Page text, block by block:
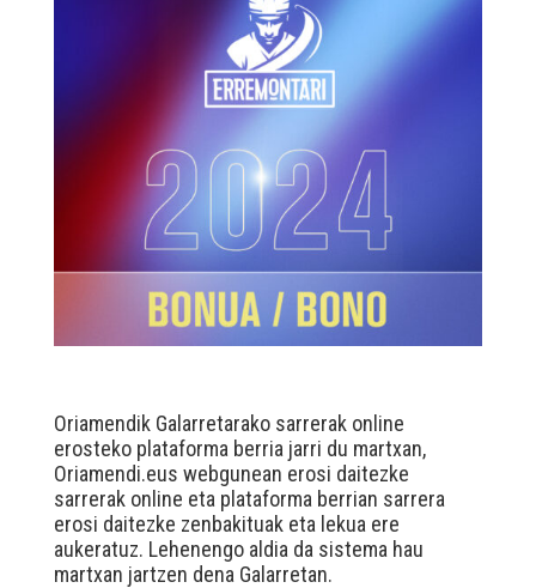
Oriamendik Galarretarako sarrerak online
erosteko plataforma berria jarri du martxan,
Oriamendi.eus webgunean erosi daitezke
sarrerak online eta plataforma berrian sarrera
erosi daitezke zenbakituak eta lekua ere
aukeratuz. Lehenengo aldia da sistema hau
martxan jartzen dena Galarretan.